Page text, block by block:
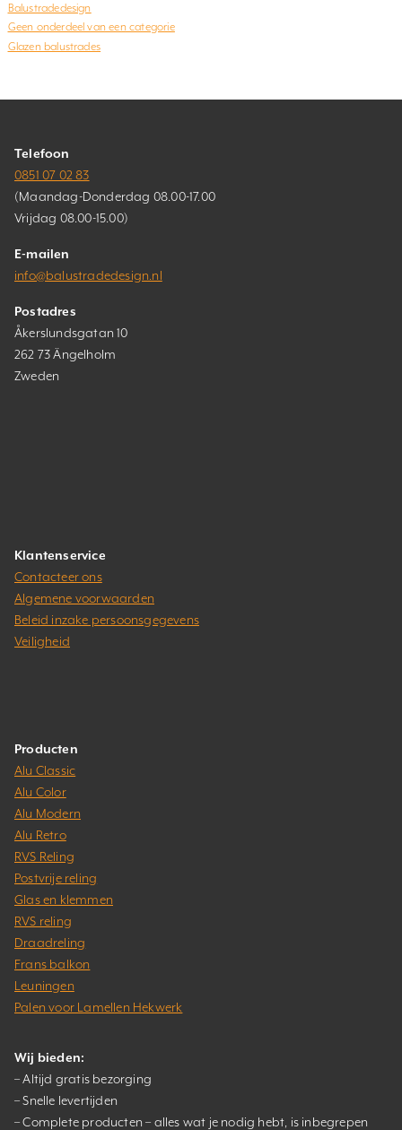
Balustradedesign
Geen onderdeel van een categorie
Glazen balustrades
Telefoon
0851 07 02 83
(Maandag-Donderdag 08.00-17.00
Vrijdag 08.00-15.00)
E-mailen
info@balustradedesign.nl
Postadres
Åkerslundsgatan 10
262 73 Ängelholm
Zweden
Klantenservice
Contacteer ons
Algemene voorwaarden
Beleid inzake persoonsgegevens
Veiligheid
Producten
Alu Classic
Alu Color
Alu Modern
Alu Retro
RVS Reling
Postvrije reling
Glas en klemmen
RVS reling
Draadreling
Frans balkon
Leuningen
Palen voor Lamellen Hekwerk
Wij bieden:
– Altijd gratis bezorging
– Snelle levertijden
– Complete producten – alles wat je nodig hebt, is inbegrepen